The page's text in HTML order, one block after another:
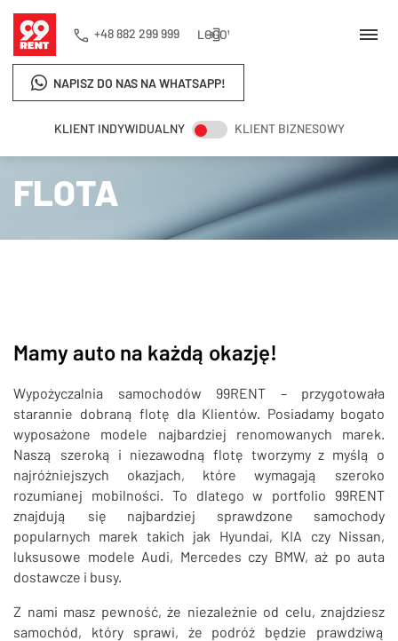
KLIENT INDYWIDUALNY KLIENT BIZNESOWY
NAPISZ DO NAS NA WHATSAPP!
+48 882 299 999 LOGOWANIE
SZUKAJ
Strona główna Flota
FLOTA
Mamy auto na każdą okazję!
Wypożyczalnia samochodów 99RENT – przygotowała
starannie dobraną flotę dla Klientów. Posiadamy bogato
wyposażone modele najbardziej renomowanych marek.
Naszą szeroką i niezawodną flotę tworzymy z myślą o
najróżniejszych okazjach, które wymagają szeroko
rozumianej mobilności. To dlatego w portfolio 99RENT
znajdują się najbardziej sprawdzone samochody
popularnych marek takich jak Hyundai, KIA czy Nissan,
luksusowe modele Audi, Mercedes czy BMW, aż po auta
dostawcze i busy.
Z nami masz pewność, że niezależnie od celu, znajdziesz
samochód, który sprawi, że podróż będzie prawdziwą